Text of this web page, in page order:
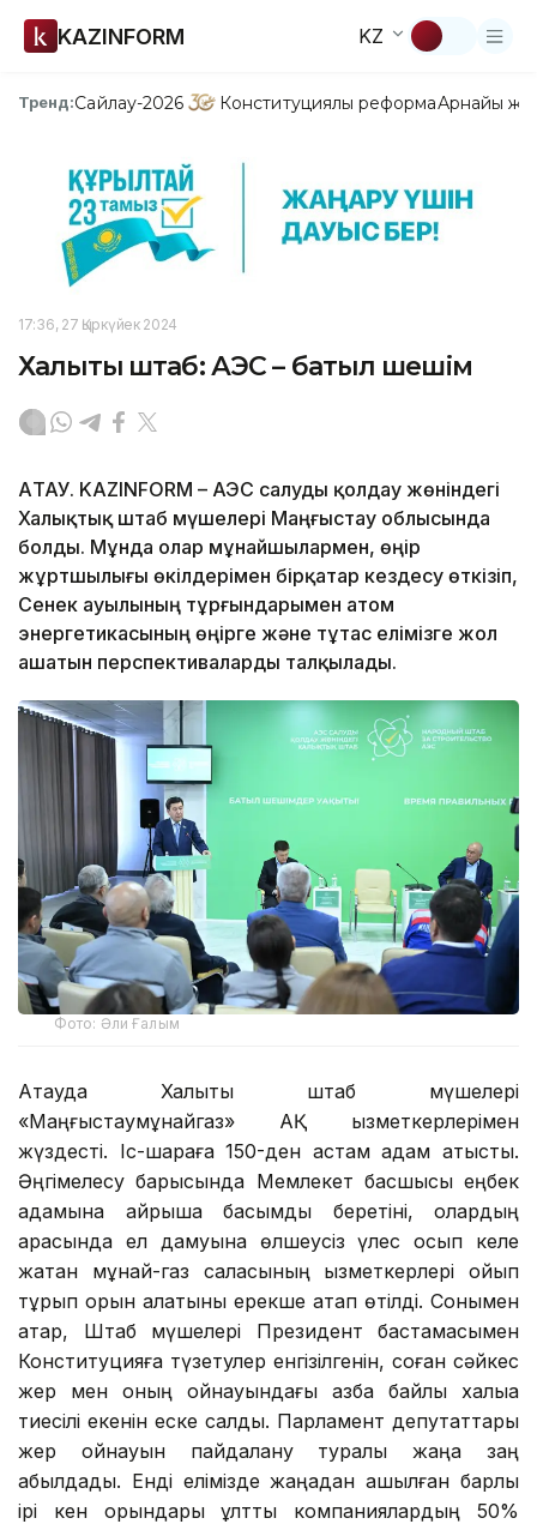
KAZINFORM KZ
Тренд:Сайлау-2026 Конституциялық реформаАрнайы
17:36, 27 Қыркүйек 2024
Халықтық штаб: АЭС – батыл шешім
АҚТАУ. KAZINFORM – АЭС салуды қолдау жөніндегі
Халықтық штаб мүшелері Маңғыстау облысында
болды. Мұнда олар мұнайшылармен, өңір
жұртшылығы өкілдерімен бірқатар кездесу өткізіп,
Сенек ауылының тұрғындарымен атом
энергетикасының өңірге және тұтас елімізге жол
ашатын перспективаларды талқылады.
Фото: Әли Ғалым
Ақтауда Халықтық штаб мүшелері
«Маңғыстаумұнайгаз» АҚ қызметкерлерімен
жүздесті. Іс-шараға 150-ден астам адам қатысты.
Әңгімелесу барысында Мемлекет басшысы еңбек
адамына айрықша басымдық беретіні, олардың
арасында ел дамуына өлшеусіз үлес қосып келе
жатқан мұнай-газ саласының қызметкерлері ойып
тұрып орын алатыны ерекше атап өтілді. Сонымен
қатар, Штаб мүшелері Президент бастамасымен
Конституцияға түзетулер енгізілгенін, соған сәйкес
жер мен оның қойнауындағы қазба байлық халыққа
тиесілі екенін еске салды. Парламент депутаттары
жер қойнауын пайдалану туралы жаңа заң
қабылдады. Енді елімізде жаңадан ашылған барлық
ірі кен орындары ұлттық компаниялардың 50%